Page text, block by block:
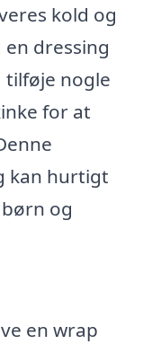
kold og
dressing
tilføje nogle
for at
kan hurtigt
og
en wrap